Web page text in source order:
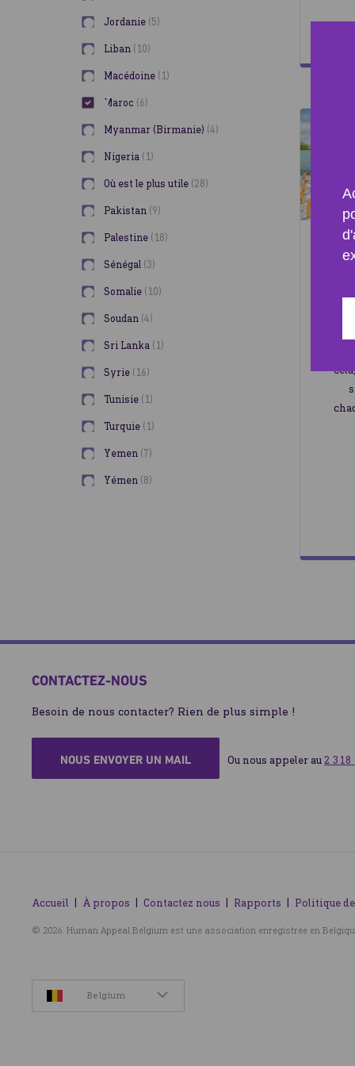
Social 0
Jordanie 5
Liban 10
Macédoine 1
Maroc 6
Myanmar (Birmanie) 4
Nigeria 1
Où est le plus utile 28
Pakistan 9
Palestine 18
Sénégal 3
Somalie 10
Soudan 4
Sri Lanka 1
Syrie 16
Tunisie 1
Turquie 1
Yemen 7
Yémen 8
CONTACTEZ-NOUS
Besoin de nous contacter? Rien de plus simple !
NOUS ENVOYER UN MAIL Ou nous appeler au 2 318
Accueil À propos Contactez nous Rapports Politique
© 2026. Human Appeal Belgium est une association enregistrée en
Belgium